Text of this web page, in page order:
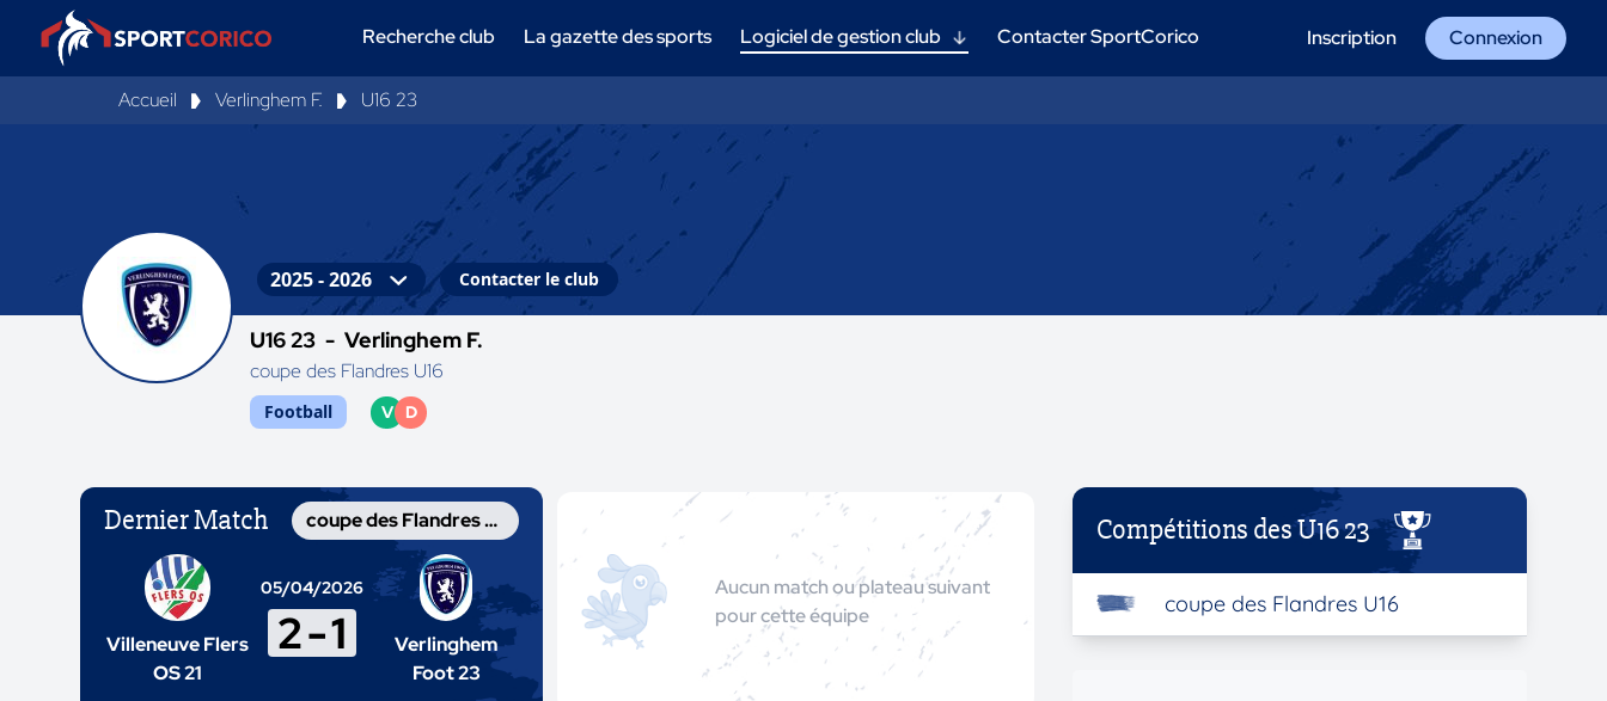
Recherche club La gazette des sports Logiciel de gestion club Contacter SportCorico Inscription Connexion
Accueil Verlinghem F. U16 23
Contacter le club
U16 23 -Verlinghem F.
coupe des Flandres U16
Football V D
Dernier Match coupe des Flandres U16
Villeneuve Flers
OS 21
05/04/2026
2-1
Verlinghem
Foot 23
Aucun match ou plateau suivant
pour cette équipe
Compétitions des U16 23
coupe des Flandres U16